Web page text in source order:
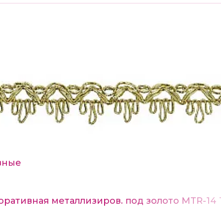
металлизиров. под золото MTR-14